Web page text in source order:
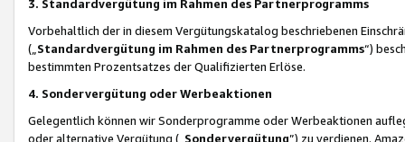
3. Standardvergütung im Rahmen des Partnerprogramms
Vorbehaltlich der in diesem Vergütungskatalog beschriebenen
(„ Standardvergütung im Rahmen des Partnerprogramms“)
bestimmten Prozentsatzes der Qualifizierten Erlöse.
4. Sondervergütung oder Werbeaktionen
Gelegentlich können wir Sonderprogramme oder Werbeaktionen
oder alternative Vergütung („ Sondervergütung”) zu verdienen.